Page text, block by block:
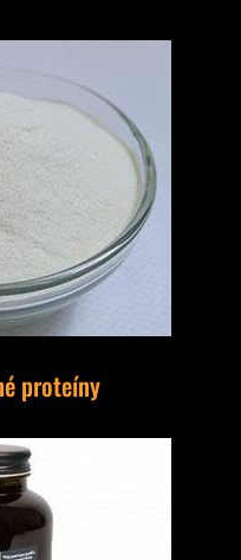
proteíny